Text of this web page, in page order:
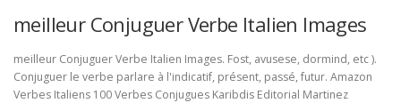
meilleur Conjuguer Verbe Italien Images
meilleur Conjuguer Verbe Italien Images. Fost, avusese, dormind, etc ).
Conjuguer le verbe parlare à l'indicatif, présent, passé, futur. Amazon
Verbes Italiens 100 Verbes Conjugues Karibdis Editorial Martinez